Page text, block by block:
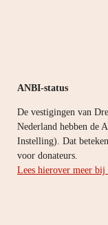
ANBI-status
De vestigingen van
Nederland hebben de
Instelling). Dat
voor donateurs.
Lees hierover meer bij